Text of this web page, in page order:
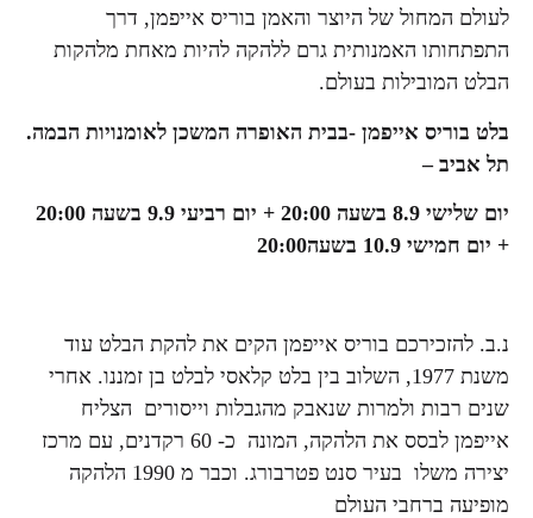
לעולם המחול של היוצר והאמן בוריס אייפמן, דרך
התפתחותו האמנותית גרם ללהקה להיות מאחת מלהקות
הבלט המובילות בעולם.
בלט בוריס אייפמן -בבית האופרה המשכן לאומנויות הבמה.
תל אביב –
יום שלישי 8.9 בשעה 20:00 +
יום רביעי 9.9 בשעה 20:00
+ יום חמישי 10.9 בשעה20:00
נ.ב. להזכירכם בוריס אייפמן הקים את להקת הבלט עוד
משנת 1977, השלוב בין בלט קלאסי לבלט בן זמננו. אחרי
שנים רבות ולמרות שנאבק מהגבלות וייסורים הצליח
אייפמן לבסס את הלהקה, המונה כ- 60 רקדנים, עם מרכז
יצירה משלו בעיר סנט פטרבורג. וכבר מ 1990 הלהקה
מופיעה ברחבי העולם